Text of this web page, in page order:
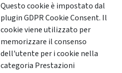
Questo cookie è impostato dal
plugin GDPR Cookie Consent. Il
cookie viene utilizzato per
memorizzare il consenso
dell'utente per i cookie nella
categoria Prestazioni